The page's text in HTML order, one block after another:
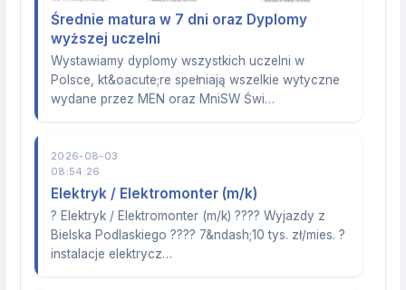
Średnie matura w 7 dni oraz Dyplomy
wyższej uczelni
Wystawiamy dyplomy wszystkich uczelni w
Polsce, kt&oacute;re spełniają wszelkie wytyczne
wydane przez MEN oraz MniSW Świ…
2026-08-03
08:54:26
Elektryk / Elektromonter (m/k)
? Elektryk / Elektromonter (m/k) ???? Wyjazdy z
Bielska Podlaskiego ???? 7&ndash;10 tys. zł/mies. ?
instalacje elektrycz…